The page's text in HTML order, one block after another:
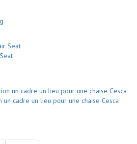
cadre un lieu pour une chaise Cesca